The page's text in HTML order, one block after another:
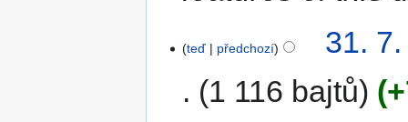
teď předchozí
31.
1 116 bajtů